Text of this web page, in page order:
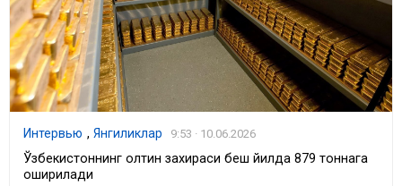
Интервью , Янгиликлар 9:53 · 10.06.2026
Ўзбекистоннинг олтин захираси беш йилда 879 тоннага
оширилади